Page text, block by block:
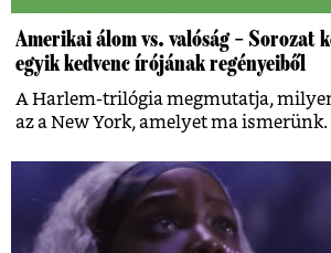
Amerikai álom vs. valóság – Sorozat
egyik kedvenc írójának regényeiből
A Harlem-trilógia megmutatja,
az a New York, amelyet ma ismerünk.